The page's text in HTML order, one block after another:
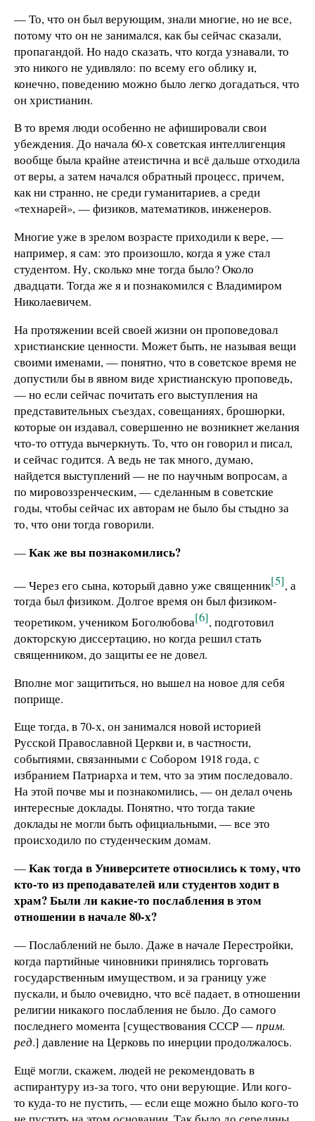
— То, что он был верующим, знали многие, но не все,
потому что он не занимался, как бы сейчас сказали,
пропагандой. Но надо сказать, что когда узнавали, то
это никого не удивляло: по всему его облику и,
конечно, поведению можно было легко догадаться, что
он христианин.
В то время люди особенно не афишировали свои
убеждения. До начала 60-х советская интеллигенция
вообще была крайне атеистична и всё дальше отходила
от веры, а затем начался обратный процесс, причем,
как ни странно, не среди гуманитариев, а среди
«технарей», — физиков, математиков, инженеров.
Многие уже в зрелом возрасте приходили к вере, —
например, я сам: это произошло, когда я уже стал
студентом. Ну, сколько мне тогда было? Около
двадцати. Тогда же я и познакомился с Владимиром
Николаевичем.
На протяжении всей своей жизни он проповедовал
христианские ценности. Может быть, не называя вещи
своими именами, — понятно, что в советское время не
допустили бы в явном виде христианскую проповедь,
— но если сейчас почитать его выступления на
представительных съездах, совещаниях, брошюрки,
которые он издавал, совершенно не возникнет желания
что-то оттуда вычеркнуть. То, что он говорил и писал,
и сейчас годится. А ведь не так много, думаю,
найдется выступлений — не по научным вопросам, а
по мировоззренческим, — сделанным в советские
годы, чтобы сейчас их авторам не было бы стыдно за
то, что они тогда говорили.
—Как же вы познакомились?
— Через его сына, который давно уже священник[5], а
тогда был физиком. Долгое время он был физиком-
теоретиком, учеником Боголюбова[6], подготовил
докторскую диссертацию, но когда решил стать
священником, до защиты ее не довел.
Вполне мог защититься, но вышел на новое для себя
поприще.
Еще тогда, в 70-х, он занимался новой историей
Русской Православной Церкви и, в частности,
событиями, связанными с Собором 1918 года, с
избранием Патриарха и тем, что за этим последовало.
На этой почве мы и познакомились, — он делал очень
интересные доклады. Понятно, что тогда такие
доклады не могли быть официальными, — все это
происходило по студенческим домам.
—Как тогда в Университете относились к тому, что
кто-то из преподавателей или студентов ходит в
храм? Были ли какие-то послабления в этом
отношении в начале 80-х?
— Послаблений не было. Даже в начале Перестройки,
когда партийные чиновники принялись торговать
государственным имуществом, и за границу уже
пускали, и было очевидно, что всё падает, в отношении
религии никакого послабления не было. До самого
последнего момента [существования СССР —прим.
ред.] давление на Церковь по инерции продолжалось.
Ещё могли, скажем, людей не рекомендовать в
аспирантуру из-за того, что они верующие. Или кого-
то куда-то не пустить, — если еще можно было кого-то